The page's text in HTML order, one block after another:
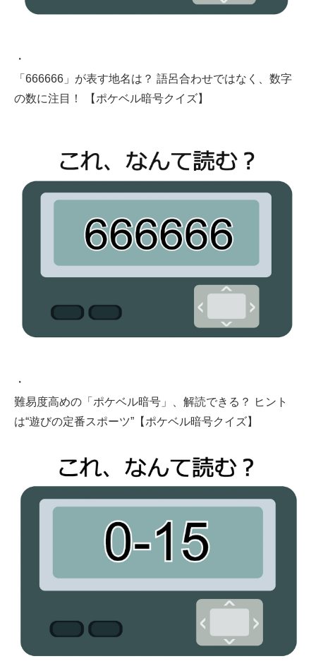
・
「666666」が表す地名は？ 語呂合わせではなく、数字
の数に注目！ 【ポケベル暗号クイズ】
・
難易度高めの「ポケベル暗号」、解読できる？ ヒント
は“遊びの定番スポーツ”【ポケベル暗号クイズ】